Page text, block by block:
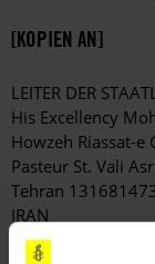
[KOPIEN AN]
LEITER DER
His Excellency
Howzeh Riassat-e
Pasteur St. Vali
Tehran
IRAN
E-Mail: